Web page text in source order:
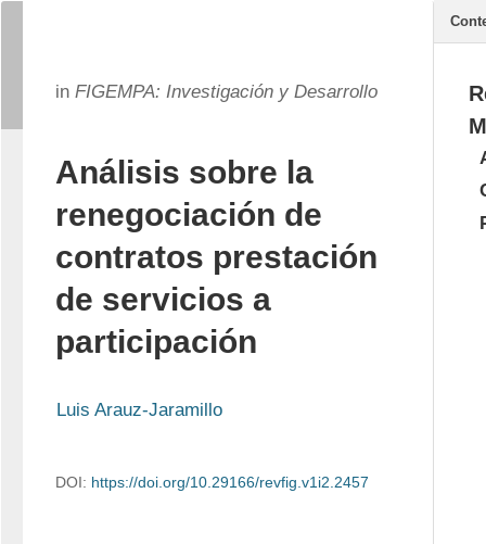
in FIGEMPA: Investigación y Desarrollo
Análisis sobre la
renegociación de
contratos prestación
de servicios a
participación
Luis Arauz-Jaramillo
DOI: https://doi.org/10.29166/revfig.v1i2.2457